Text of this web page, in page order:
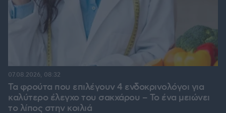
Τα φρούτα που επιλέγουν 4 ενδοκρινολόγοι για
καλύτερο έλεγχο του σακχάρου – Το ένα μειώνει
το λίπος στην κοιλιά
07.08.2026, 08:32